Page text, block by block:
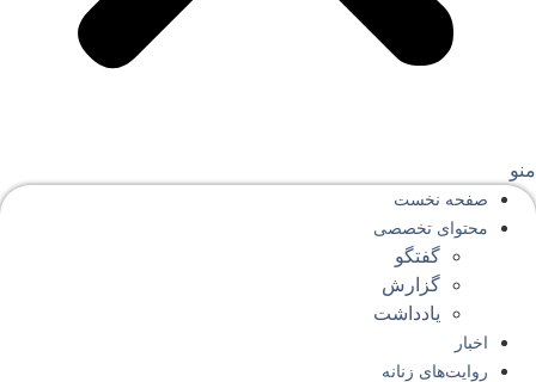
صفحه‌ نخست
محتوای‌ تخصصی
گفتگو
گزارش
یادداشت
اخبار
روایت‌های زنانه